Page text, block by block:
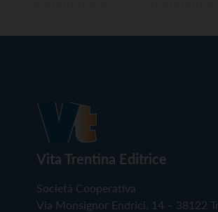
Vita Trentina Editrice
Società Cooperativa
Via Monsignor Endrici, 14 – 38122